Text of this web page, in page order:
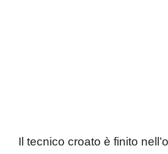
Il tecnico croato è finito